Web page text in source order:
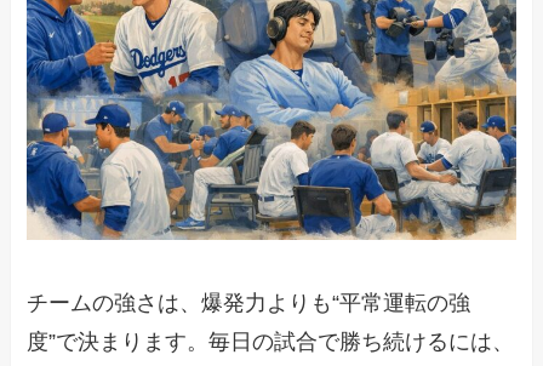
チームの強さは、爆発力よりも“平常運転の強
度”で決まります。毎日の試合で勝ち続けるには、